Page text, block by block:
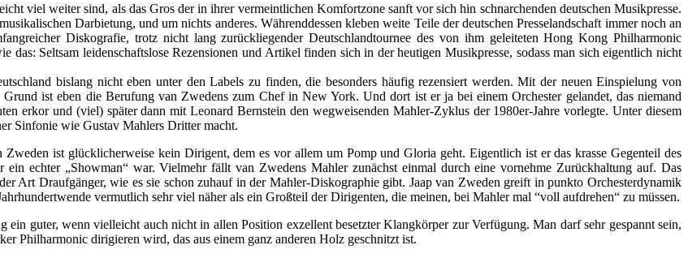
viel weiter sind, als das Gros der in ihrer vermeintlichen Komfortzone sanft vor sich hin schnarchenden deutschen Musikpresse.
Darbietung, und um nichts anderes. Währenddessen kleben weite Teile der deutschen Presselandschaft immer noch an
Diskografie, trotz nicht lang zurückliegender Deutschlandtournee des von ihm geleiteten Hong Kong Philharmonic
das: Seltsam leidenschaftslose Rezensionen und Artikel finden sich in der heutigen Musikpresse, sodass man sich eigentlich nicht
bislang nicht eben unter den Labels zu finden, die besonders häufig rezensiert werden. Mit der neuen Einspielung von
ist eben die Berufung van Zwedens zum Chef in New York. Und dort ist er ja bei einem Orchester gelandet, das niemand
erkor und (viel) später dann mit Leonard Bernstein den wegweisenden Mahler-Zyklus der 1980er-Jahre vorlegte. Unter diesem
Sinfonie wie Gustav Mahlers Dritter macht.
ist glücklicherweise kein Dirigent, dem es vor allem um Pomp und Gloria geht. Eigentlich ist er das krasse Gegenteil des
echter „Showman“ war. Vielmehr fällt van Zwedens Mahler zunächst einmal durch eine vornehme Zurückhaltung auf. Das
Art Draufgänger, wie es sie schon zuhauf in der Mahler-Diskographie gibt. Jaap van Zweden greift in punkto Orchesterdynamik
vermutlich sehr viel näher als ein Großteil der Dirigenten, die meinen, bei Mahler mal “voll aufdrehen“ zu müssen.
guter, wenn vielleicht auch nicht in allen Position exzellent besetzter Klangkörper zur Verfügung. Man darf sehr gespannt sein,
Philharmonic dirigieren wird, das aus einem ganz anderen Holz geschnitzt ist.